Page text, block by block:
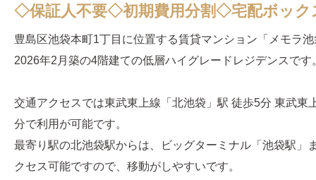
◇保証人不要◇初期費用分割◇宅配ボッ
豊島区池袋本町1丁目に位置する賃貸マンション「メモラ
2026年2月築の4階建ての低層ハイグレードレジデンスです
交通アクセスでは東武東上線「北池袋」駅 徒歩5分 東武東
分で利用が可能です。
最寄り駅の北池袋駅からは、ビッグターミナル「池袋駅」
クセス可能ですので、移動がしやすいです。